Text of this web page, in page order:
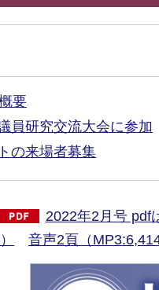
要
員研究交流大会に参加
の来場者募集
2022年2月号 pdf
音声2頁（